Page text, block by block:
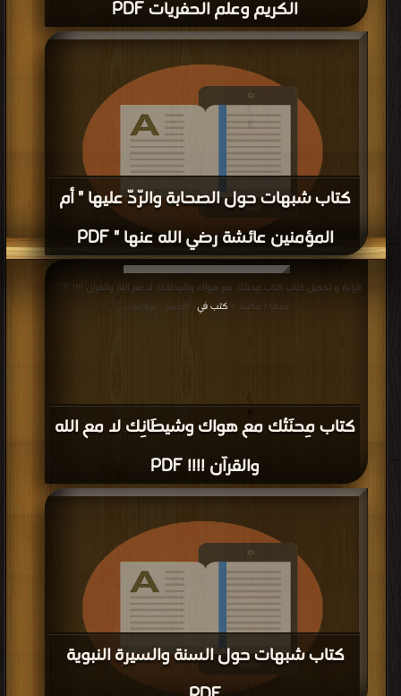
الكريم وعلم الحفريات PDF
كتاب شبهات حول الصحابة والرّدّ عليها " أم
المؤمنين عائشة رضي الله عنها " PDF
قراءة و تحميل كتاب كتاب شبهات حول الصحابة والرّدّ عليها " أم المؤمنين عائشة رضي
الله عنها " PDF مجانا | مكتبة >
كتب في تنزيل مباشر | التحميل : مرة/مرات
كتاب مِحنَتُك مع هواك وشيطَانِك لا مع الله
والقرآن !!!! PDF
مجانا | مكتبة >كتب في | التحميل : مرة/مرات
كتاب شبهات حول السنة والسيرة النبوية